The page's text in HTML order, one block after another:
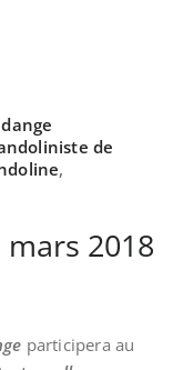
de
,
2018
participera au